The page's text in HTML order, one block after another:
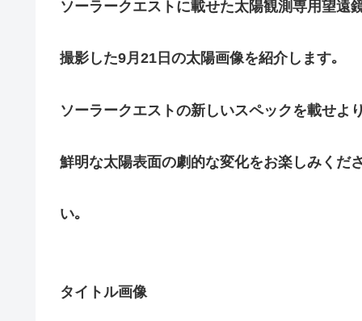
ソーラークエストに載せた太陽観測専用望遠
撮影した9月21日の太陽画像を紹介します｡
ソーラークエストの新しいスペックを載せより
鮮明な太陽表面の劇的な変化をお楽しみくださ
い｡
タイトル画像